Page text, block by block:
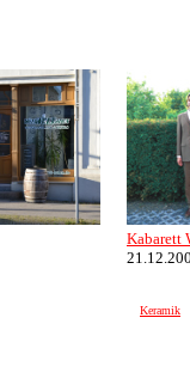
Kabarett
Keramik